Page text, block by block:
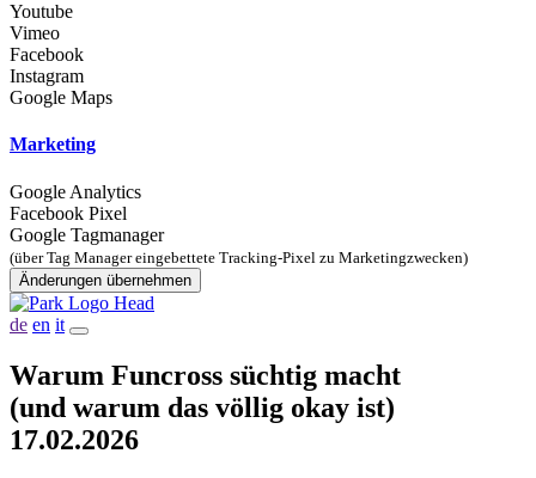
Youtube
Vimeo
Facebook
Instagram
Google Maps
Marketing
Google Analytics
Facebook Pixel
Google Tagmanager
(über Tag Manager eingebettete Tracking-Pixel zu Marketingzwecken)
Änderungen übernehmen
de en it
Warum Funcross süchtig macht
(und warum das völlig okay ist)
17.02.2026